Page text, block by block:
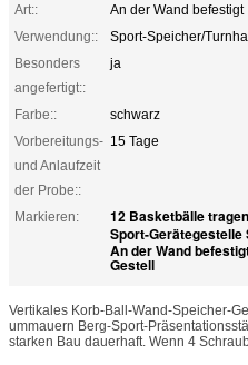
Art::
An der Wand befestigt
Verwendung::
Sport-Speicher/
Besonders
angefertigt::
ja
Farbe::
schwarz
Vorbereitungs-
und Anlaufzeit
der Probe::
15 Tage
Markieren: 12 Basketbälle
Sport-
An der Wand
Gestell
Vertikales Korb-Ball-Wand-Speicher-
ummauern Berg-Sport-
starken Bau dauerhaft. Wenn 4